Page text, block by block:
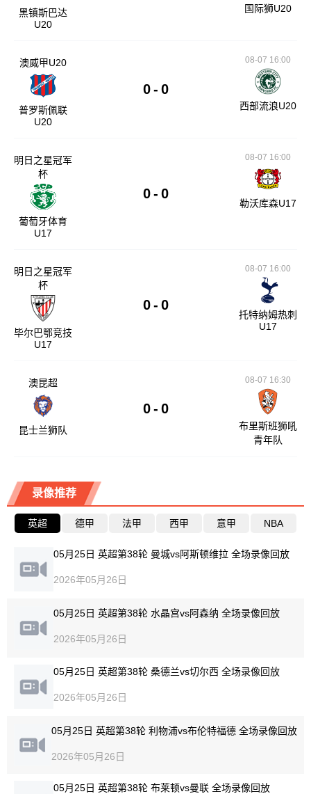
黑镇斯巴达
U20
国际狮U20
澳威甲U20
普罗斯佩联
U20
0 - 0
08-07 16:00
西部流浪U20
明日之星冠军
杯
葡萄牙体育
U17
0 - 0
08-07 16:00
勒沃库森U17
明日之星冠军
杯
毕尔巴鄂竞技
U17
0 - 0
08-07 16:00
托特纳姆热刺
U17
澳昆超
昆士兰狮队
0 - 0
08-07 16:30
布里斯班狮吼
青年队
录像推荐
英超 德甲 法甲 西甲 意甲 NBA
05月25日 英超第38轮 曼城vs阿斯顿维拉 全场录像回放
2026年05月26日
05月25日 英超第38轮 水晶宫vs阿森纳 全场录像回放
2026年05月26日
05月25日 英超第38轮 桑德兰vs切尔西 全场录像回放
2026年05月26日
05月25日 英超第38轮 利物浦vs布伦特福德 全场录像回放
2026年05月26日
05月25日 英超第38轮 布莱顿vs曼联 全场录像回放